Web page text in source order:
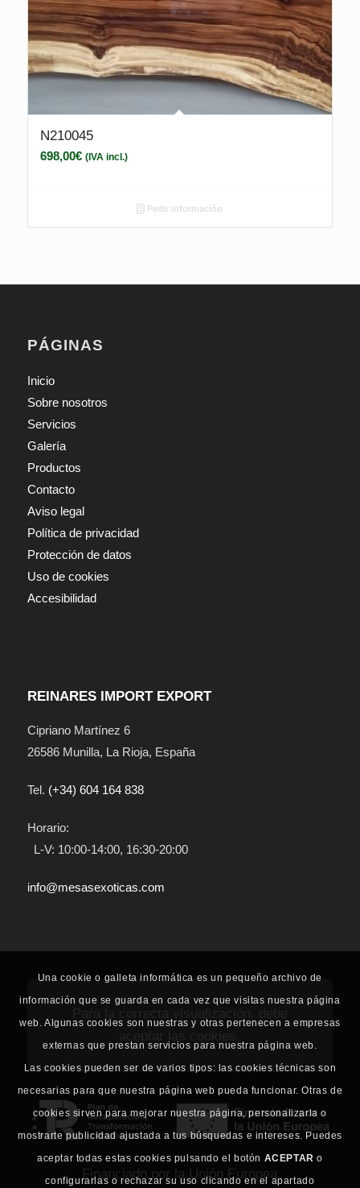
N210045
698,00€ (IVA incl.)
Pedir información
PÁGINAS
Inicio
Sobre nosotros
Servicios
Galería
Productos
Contacto
Aviso legal
Política de privacidad
Protección de datos
Uso de cookies
Accesibilidad
REINARES IMPORT EXPORT
Cipriano Martínez 6
26586 Munilla, La Rioja, España
Tel. (+34) 604 164 838
Horario:
L-V: 10:00-14:00, 16:30-20:00
info@mesasexoticas.com
Financiado por la Unión Europea
Una cookie o galleta informática es un pequeño archivo de
información que se guarda en cada vez que visitas nuestra página
web. Algunas cookies son nuestras y otras pertenecen a empresas
externas que prestan servicios para nuestra página web.
Las cookies pueden ser de varios tipos: las cookies técnicas son
necesarias para que nuestra página web pueda funcionar. Otras de
cookies sirven para mejorar nuestra página, personalizarla o
mostrarte publicidad ajustada a tus búsquedas e intereses. Puedes
aceptar todas estas cookies pulsando el botón ACEPTAR o
configurarlas o rechazar su uso clicando en el apartado